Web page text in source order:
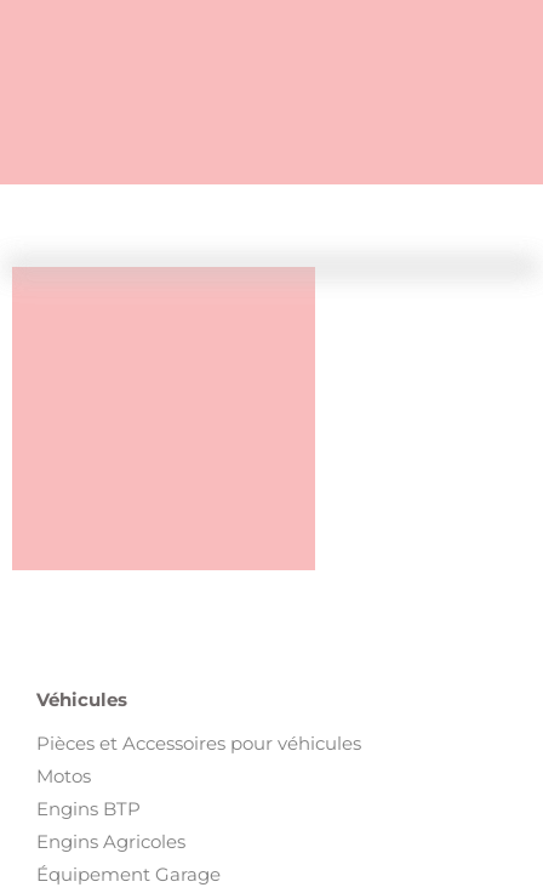
Véhicules
Pièces et Accessoires pour véhicules
Motos
Engins BTP
Engins Agricoles
Équipement Garage